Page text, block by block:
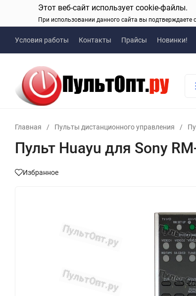
Этот веб-сайт использует cookie-файлы.
При использовании данного сайта вы подтверждаете
Условия работы Контакты Прайсы Новинки!
Главная / Пульты дистанционного управления /
Пульт Huayu для Sony
Избранное